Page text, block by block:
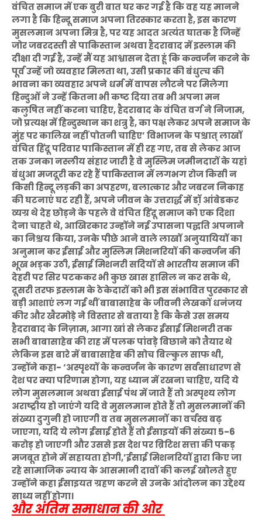
वंचित समाज में एक बुरी बात घर कर गई है कि वह यह मानने
लगा है कि हिन्दू समाज अपना तिरस्कार करता है, इस कारण
मुसलमान अपना मित्र है, पर यह आदत अत्यंत घातक है जिन्हें
जोर जबरदस्ती से पाकिस्तान अथवा हैदराबाद में इस्लाम की
दीक्षा दी गई है, उन्हें मैं यह आश्वासन देता हूं कि कन्वर्जन करने के
पूर्व उन्हें जो व्यवहार मिलता था, उसी प्रकार की बंधुत्च की
भावना का व्यवहार अपने धर्म में वापस लौटने पर मिलेगा
हिन्दुओं ने उन्हें कितना भी कष्ट दिया तब भी अपना मन
कलुषित नहीं करना चाहिए, हैदराबाद के वंचित वर्ग ने निजाम,
जो प्रत्यक्ष में हिन्दुस्थान का शत्रु है, का पक्ष लेकर अपने समाज के
मुंह पर कालिख नहीं पोतनी चाहिए’ विभाजन के पश्चात् लाखों
वंचित हिंदू परिवार पाकिस्तान में ही रह गए, तब से लेकर आज
तक उनका नस्लीय संहार जारी है वे मुस्लिम जमीनदारों के यहां
बंधुआ मजदूरी कर रहे हैं पाकिस्तान में लगभग रोज किसी न
किसी हिन्दू लड़की का अपहरण, बलात्कार और जबरन निकाह
की घटनाएं घट रही हैं, अपने जीवन के उत्तरार्द्ध में डॉ़ आंबेडकर
व्यग्र थे देह छोड़ने के पहले वे वंचित हिंदू समाज को एक दिशा
देना चाहते थे, आखिरकार उन्होंने नई उपासना पद्घति अपनाने
का निश्चय किया, उनके पीछे आने वाले लाखों अनुयायियों का
अनुमान कर ईसाई और मुस्लिम मिशनरियों की कन्वर्जन की
भूख भड़क उठी, ईसाई मिशनरी सदियों से भारतीय समाज की
देहरी पर सिर पटककर भी कुछ खास हासिल न कर सके थे,
दूसरी तरफ इस्लाम के ठेकेदारों को भी इस संभावित पुरस्कार से
बड़ी आशाएं लग गई थीं बाबासाहेब के जीवनी लेखकों धनंजय
कीर और खैरमोड़े ने विस्तार से बताया है कि कैसे उस समय
हैदराबाद के निज़ाम, आगा खां से लेकर ईसाई मिशनरी तक
सभी बाबासाहेब की राह में पलक पांवड़े बिछाने को तैयार थे
लेकिन इस बारे में बाबासाहेब की सोच बिल्कुल साफ थी,
उन्होंने कहा- ‘अस्पृश्यों के कन्वर्जन के कारण सर्वसाधारण से
देश पर क्या परिणाम होगा, यह ध्यान में रखना चाहिए, यदि ये
लोग मुसलमान अथवा ईसाई पंथ में जाते हैं तो अस्पृश्य लोग
अराष्ट्रीय हो जाएंगे यदि वे मुसलमान होते हैं तो मुसलमानों की
संख्या दुगुनी हो जाएगी व तब मुसलमानों का वर्चस्व बढ़
जाएगा, यदि ये लोग ईसाई होते हैं तो ईसाइयों की संख्या 5-6
करोड़ हो जाएगी और उससे इस देश पर ब्रिटिश सत्ता की पकड़
मजबूत होने में सहायता होगी,’ईसाई मिशनरियों द्वारा किए जा
रहे सामाजिक न्याय के आसमानी दावों की कलई खोलते हुए
उन्होंने कहा ईसाइयत ग्रहण करने से उनके आंदोलन का उद्देश्य
साध्य नहीं होगा।
और अंतिम समाधान की ओर